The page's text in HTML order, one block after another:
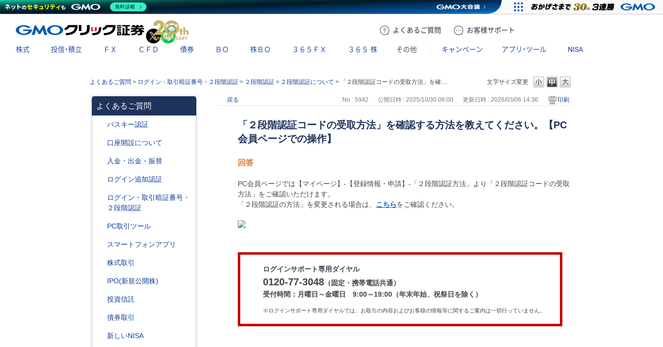
よくある ご質問 お客様サポート
X
株式 投信・積立 ＦＸ ＣＦＤ 債券 ＢＯ 株ＢＯ ３６５ＦＸ ３６５ 株 その他 キャンペーン アプリ・ツール NISA
文字サイズ変更
よくあるご質問 > ログイン・取引暗証番号・２段階認証 > ２段階認証 > ２段階認証について > 「２段階認証コードの受取方法」を確認する方法を教えてください。【PC会員ページでの操作】
よくあるご質問
パスキー認証
口座開設について
入金・出金・振替
ログイン追加認証
ログイン・取引暗証番号・
２段階認証
PC取引ツール
スマートフォンアプリ
株式取引
IPO(新規公開株)
投資信託
債券取引
新しいNISA
戻る No : 5942 公開日時 : 2025/10/30 08:00 更新日時 : 2026/03/06 14:36 印刷
「２段階認証コードの受取方法」を確認する方法を教えてください。【PC
会員ページでの操作】
回答
PC会員ページでは【マイページ】-【登録情報・申請】-「２段階認証方法」より「２段階認証コードの受取
方法」をご確認いただけます。
「２段階認証の方法」を変更される場合は、 こちらをご確認ください。
ログインサポート専用ダイヤル
0120-77-3048（固定・携帯電話共通）
受付時間：月曜日～金曜日 9:00～19:00（年末年始、祝祭日を除く）
※ログインサポート専用ダイヤルでは、お取引の内容およびお客様の情報等に関するご案内は一切行っていません。
無料診断